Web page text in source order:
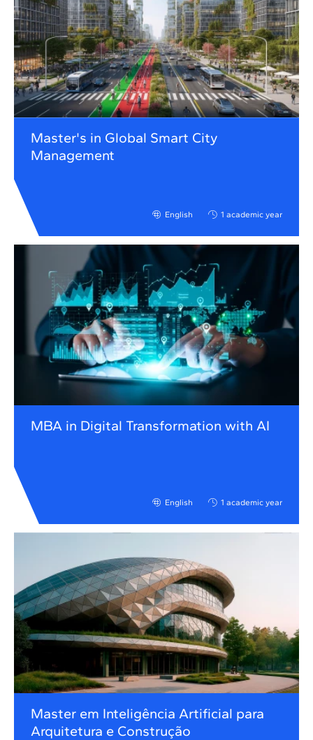
Master's in Global Smart City
Management
English 1 academic year
MBA in Digital Transformation with AI
English 1 academic year
Master em Inteligência Artificial para
Arquitetura e Construção